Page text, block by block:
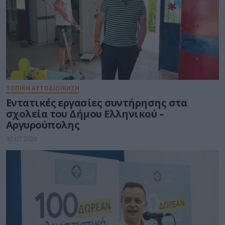
ΤΟΠΙΚΗ ΑΥΤΟΔΙΟΙΚΗΣΗ
Εντατικές εργασίες συντήρησης στα
σχολεία του Δήμου Ελληνικού –
Αργυρούπολης
30.07.2026